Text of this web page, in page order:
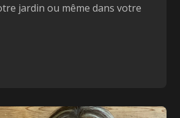
jardin ou même dans votre